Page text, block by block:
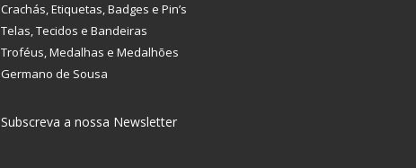
Crachás, Etiquetas, Badges e Pin’s
Telas, Tecidos e Bandeiras
Troféus, Medalhas e Medalhões
Germano de Sousa
Subscreva a nossa Newsletter